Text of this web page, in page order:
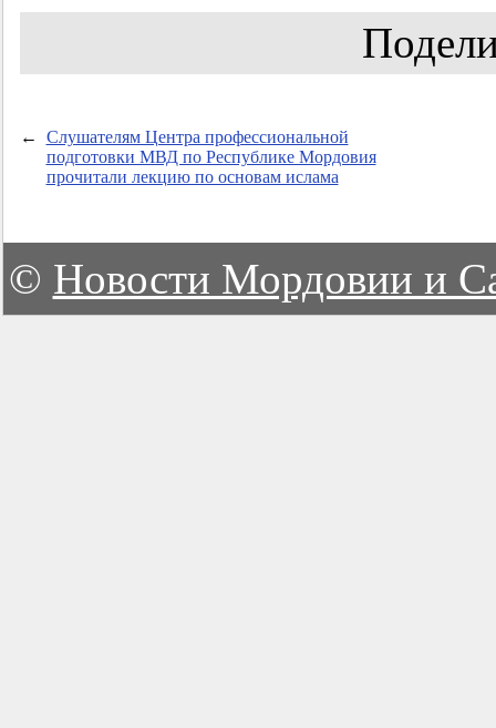
←
Слушателям Центра профессиональной
подготовки МВД по Республике Мордовия
прочитали лекцию по основам ислама
© Новости Мордовии и